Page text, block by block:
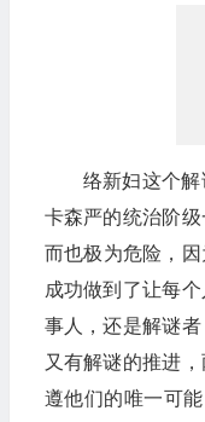
络新妇这个
卡森严的统治阶
而也极为危险，
成功做到了让每
事人，还是解谜
又有解谜的推进
遵他们的唯一可